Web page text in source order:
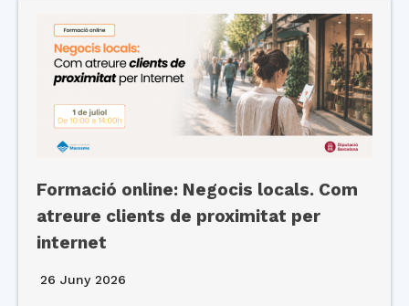
Formació online: Negocis locals. Com
atreure clients de proximitat per
internet
26 Juny 2026